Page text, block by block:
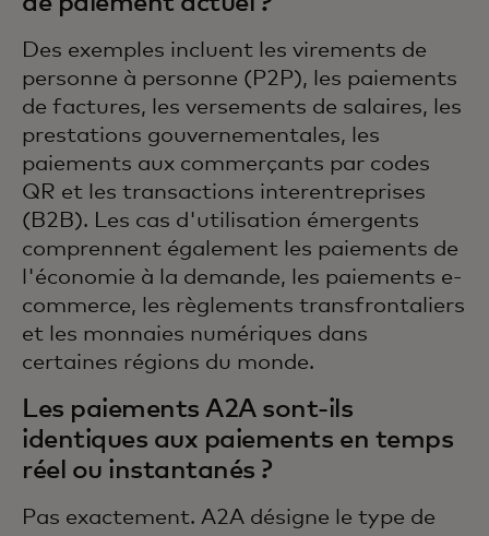
Des exemples incluent les virements de
personne à personne (P2P), les paiements
de factures, les versements de salaires, les
prestations gouvernementales, les
paiements aux commerçants par codes
QR et les transactions interentreprises
(B2B). Les cas d'utilisation émergents
comprennent également les paiements de
l'économie à la demande, les paiements e-
commerce, les règlements transfrontaliers
et les monnaies numériques dans
certaines régions du monde.
Les paiements A2A sont-ils
identiques aux paiements en temps
réel ou instantanés ?
Pas exactement. A2A désigne le type de